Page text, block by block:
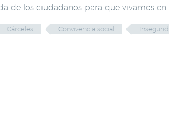
de los ciudadanos para que vivamos en
Cárceles Convivencia social